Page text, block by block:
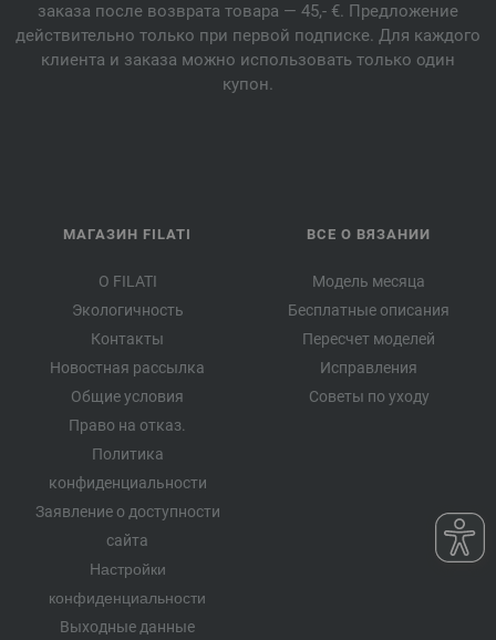
заказа после возврата товара — 45,- €. Предложение
действительно только при первой подписке. Для каждого
клиента и заказа можно использовать только один
купон.
МАГАЗИН FILATI
О FILATI
Экологичность
Контакты
Новостная рассылка
Общие условия
Право на отказ.
Политика
конфиденциальности
Заявление о доступности
сайта
Настройки
конфиденциальности
Выходные данные
ВСЕ О ВЯЗАНИИ
Модель месяца
Бесплатные описания
Пересчет моделей
Исправления
Советы по уходу